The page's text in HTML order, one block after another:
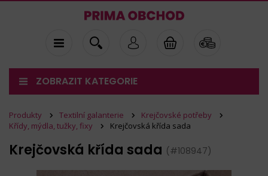
ZOBRAZIT KATEGORIE
Produkty Textilní galanterie
Krejčovské potřeby
Křídy, mýdla, tužky, fixy
Krejčovská křída sada
Krejčovská křída sada (#108947)